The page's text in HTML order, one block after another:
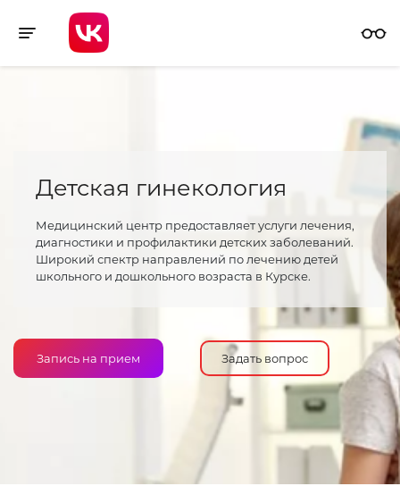
Toggle navigation
Детская гинекология
Медицинский центр предоставляет услуги лечения,
диагностики и профилактики детских заболеваний.
Широкий спектр направлений по лечению детей
школьного и дошкольного возраста в Курске.
Запись на прием Задать вопрос